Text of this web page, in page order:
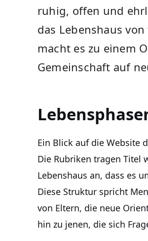
ruhig, offen und
das Lebenshaus
macht es zu einem
Gemeinschaft auf
Ein Blick auf die Website
Die Rubriken tragen Titel
Lebenshaus an, dass es
Diese Struktur spricht
von Eltern, die neue
hin zu jenen, die sich